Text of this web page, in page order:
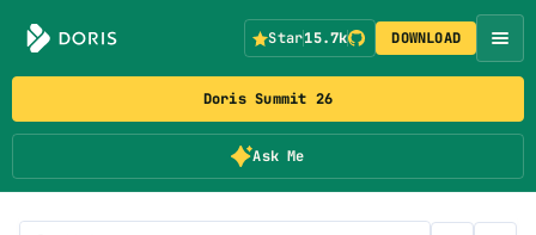
Doris Summit 26
Ask Me
Star15.7k DOWNLOAD